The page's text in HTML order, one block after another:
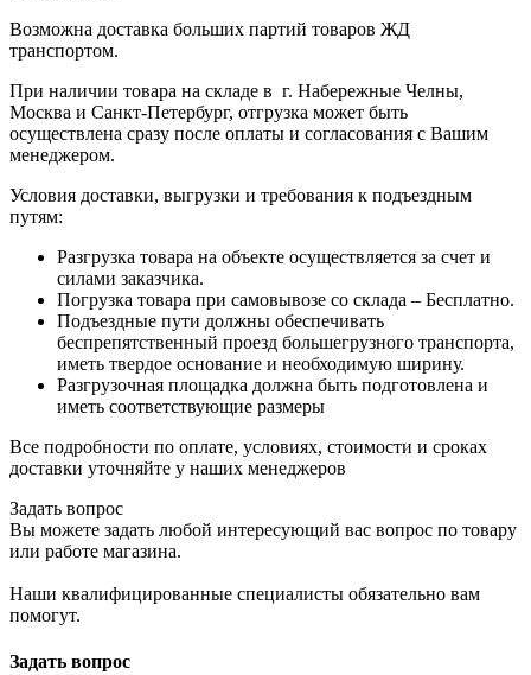
Возможна доставка больших партий товаров ЖД
транспортом.
При наличии товара на складе в г. Набережные Челны,
Москва и Санкт-Петербург, отгрузка может быть
осуществлена сразу после оплаты и согласования с Вашим
менеджером.
Условия доставки, выгрузки и требования к подъездным
путям:
Разгрузка товара на объекте осуществляется за счет и
силами заказчика.
Погрузка товара при самовывозе со склада – Бесплатно.
Подъездные пути должны обеспечивать
беспрепятственный проезд большегрузного транспорта,
иметь твердое основание и необходимую ширину.
Разгрузочная площадка должна быть подготовлена и
иметь соответствующие размеры
Все подробности по оплате, условиях, стоимости и сроках
доставки уточняйте у наших менеджеров
Задать вопрос
Вы можете задать любой интересующий вас вопрос по товару
или работе магазина.
Наши квалифицированные специалисты обязательно вам
помогут.
Задать вопрос